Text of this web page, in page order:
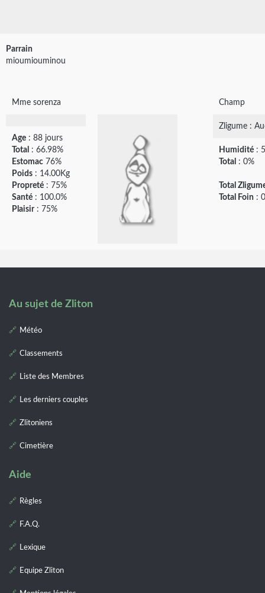
Parrain
mioumiouminou
Mme sorenza
Age : 88 jours
Total : 66.98%
Estomac 76%
Poids : 14.00Kg
Propreté : 75%
Santé : 100.0%
Plaisir: 75%
Champ
Zligume :
Humidité :
Total : 0%
Total
Total Foin : 0
Au sujet de Zliton
Météo
Classements
Liste des Membres
Les derniers couples
Zlitoniens
Cimetière
Aide
Règles
F.A.Q.
Lexique
Equipe Zliton